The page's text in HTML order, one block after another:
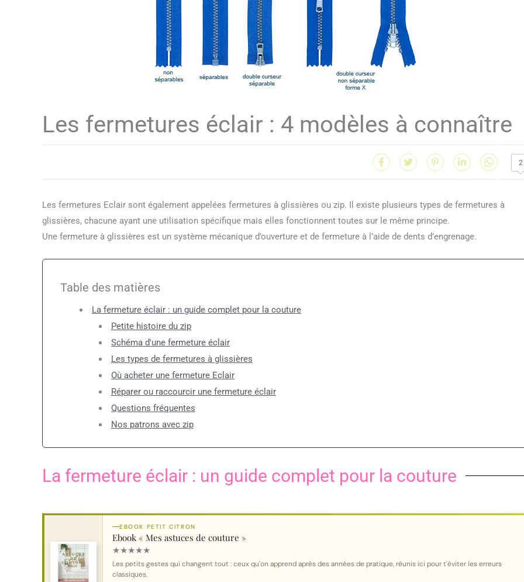
Les fermetures éclair : 4 modèles à connaître
2
Les fermetures Eclair sont également appelées fermetures à glissières ou zip. Il existe plusieurs types de fermetures à
glissières, chacune ayant une utilisation spécifique mais elles fonctionnent toutes sur le même principe.
Une fermeture à glissières est un système mécanique d’ouverture et de fermeture à l’aide de dents d’engrenage.
Table des matières
La fermeture éclair : un guide complet pour la couture
Petite histoire du zip
Schéma d'une fermeture éclair
Les types de fermetures à glissières
Où acheter une fermeture Eclair
Réparer ou raccourcir une fermeture éclair
Questions fréquentes
Nos patrons avec zip
La fermeture éclair : un guide complet pour la couture
EBOOK PETIT CITRON
Ebook « Mes astuces de couture »
★★★★★
Les petits gestes qui changent tout : ceux qu'on apprend après des années de pratique, réunis ici pour t'éviter les erreurs
classiques.